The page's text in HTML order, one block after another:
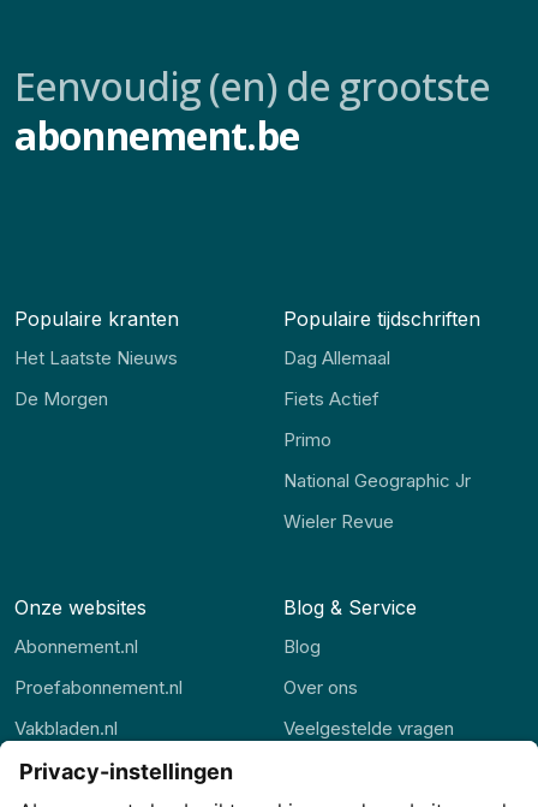
Eenvoudig (en) de grootste
abonnement.be
Populaire kranten
Het Laatste Nieuws
De Morgen
Populaire tijdschriften
Dag Allemaal
Fiets Actief
Primo
National Geographic Jr
Wieler Revue
Onze websites
Abonnement.nl
Proefabonnement.nl
Vakbladen.nl
Abonnement.be
Blog & Service
Blog
Over ons
Veelgestelde vragen